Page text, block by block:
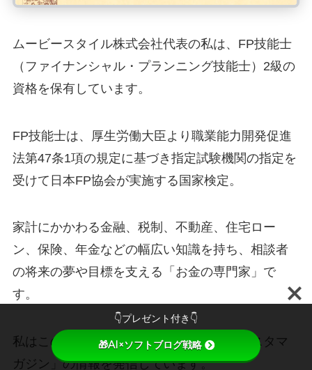
ムービースタイル株式会社代表の私は、FP技能士
（ファイナンシャル・プランニング技能士）2級の
資格を保有しています。
FP技能士は、厚生労働大臣より職業能力開発促進
法第47条1項の規定に基づき指定試験機関の指定を
受けて日本FP協会が実施する国家検定。
家計にかかわる金融、税制、不動産、住宅ロー
ン、保険、年金などの幅広い知識を持ち、相談者
の将来の夢や目標を支える「お金の専門家」で
す。
私はこの資格を活用し、副業ブログ「ムビスタマ
ガジン」の情報を発信しています。
👇プレゼント付き👇
🎁AI×ソフトブログ戦略